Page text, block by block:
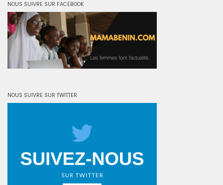
NOUS SUIVRE SUR FACEBOOK
NOUS SUIVRE SUR TWITTER